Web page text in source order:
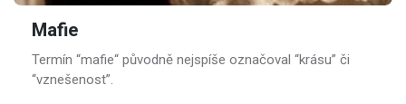
Mafie
Termín “mafie“ původně nejspíše označoval “krásu” či
“vznešenost”.